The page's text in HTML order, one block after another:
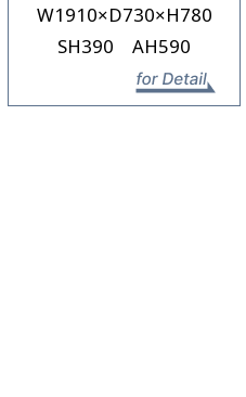
W1910×D730×H780
SH390 AH590